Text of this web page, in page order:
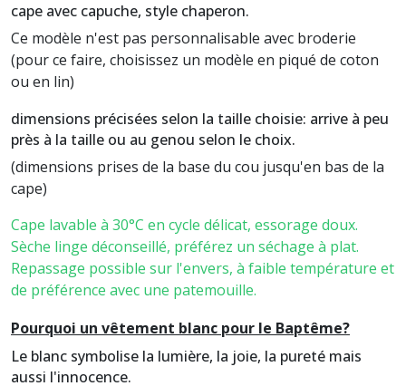
cape avec capuche, style chaperon.
Ce modèle n'est pas personnalisable avec broderie
(pour ce faire, choisissez un modèle en piqué de coton
ou en lin)
dimensions précisées selon la taille choisie: arrive à peu
près à la taille ou au genou selon le choix.
(dimensions prises de la base du cou jusqu'en bas de la
cape)
Cape lavable à 30°C en cycle délicat, essorage doux.
Sèche linge déconseillé, préférez un séchage à plat.
Repassage possible sur l'envers, à faible température et
de préférence avec une patemouille.
Pourquoi un vêtement blanc pour le Baptême?
Le blanc symbolise la lumière, la joie, la pureté mais
aussi l'innocence.